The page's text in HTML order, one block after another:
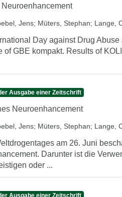
Jens; Müters, Stephan; Lange,
Day against Drug
of GBE kompakt. Results of
Ausgabe einer Zeitschrift
Neuroenhancement
Jens; Müters, Stephan; Lange,
am 26. Juni
Darunter ist die
oder ...
Ausgabe einer Zeitschrift